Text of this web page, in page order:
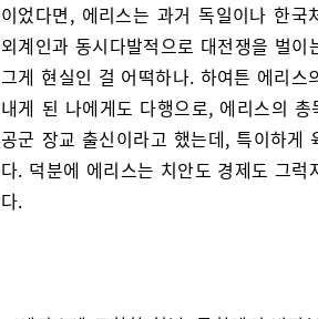
이었다면, 에리스는 과거 독일이나 한
외계인과 동시다발적으로 대전쟁을 벌
그게 현실인 걸 어떡하나. 하여튼 에리
내게 된 나에게도 다행으로, 에리스의
공군 장교 출신이라고 했는데, 특이하게
다. 덕분에 에리스는 치안도 경제도 그
다.